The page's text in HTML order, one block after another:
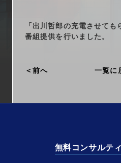
会社情報
採用情報
「出川哲郎の充電させて
番組提供を行いました。
前へ 一覧に
無料コンサルテ